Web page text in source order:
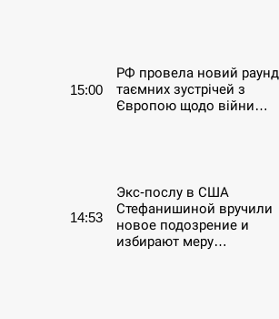
15:00
РФ провела новий раунд
таємних зустрічей з
Європою щодо війни…
14:53
Экс-послу в США
Стефанишиной вручили
новое подозрение и
избирают меру…